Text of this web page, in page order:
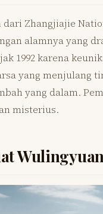
Zhangjiajie
alamnya yang
1992 karena
yang menjulang
yang dalam.
misterius.